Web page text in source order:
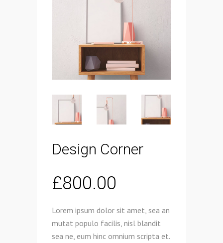
Design Corner
£800.00
Lorem ipsum dolor sit amet, sea an
mutat populo facilis, nisl blandit
sea ne, eum hinc omnium scripta et.